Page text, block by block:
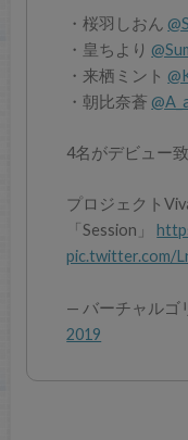
・桜羽しおん
・皇ちより
・来栖ミント
・朝比奈蒼
4名がデビュー致
プロジェクト
「Session」
pic.twitter.com/
— バーチャルゴ
2019